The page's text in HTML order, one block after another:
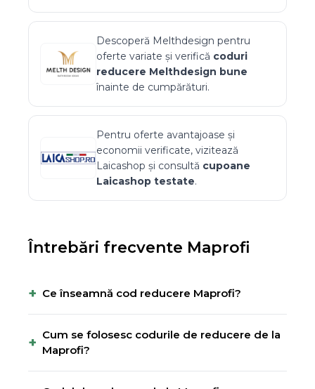
Descoperă Melthdesign pentru
oferte variate și verifică coduri
reducere Melthdesign bune
înainte de cumpărături.
Pentru oferte avantajoase și
economii verificate, vizitează
Laicashop și consultă cupoane
Laicashop testate.
Întrebări frecvente Maprofi
+ Ce înseamnă cod reducere Maprofi?
+ Cum se folosesc codurile de reducere de la
Maprofi?